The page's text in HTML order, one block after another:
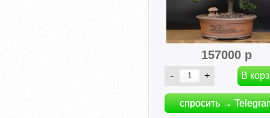
157000 р
спросить →